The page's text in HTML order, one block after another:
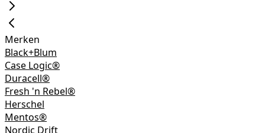
Merken
Black+Blum
Case Logic®
Duracell®
Fresh 'n Rebel®
Herschel
Mentos®
Nordic Drift